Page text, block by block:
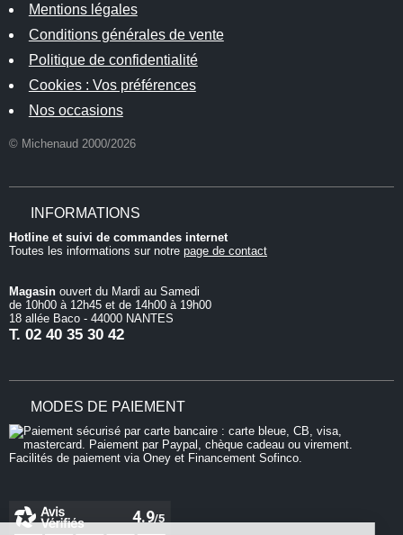
Continuer sans accepter
Mentions légales
Conditions générales de vente
Politique de confidentialité
Cookies : Vos préférences
Nos occasions
© Michenaud 2000/2026
INFORMATIONS
Hotline et suivi de commandes internet
Toutes les informations sur notre page de contact
Magasin ouvert du Mardi au Samedi
de 10h00 à 12h45 et de 14h00 à 19h00
18 allée Baco - 44000 NANTES
T. 02 40 35 30 42
MODES DE PAIEMENT